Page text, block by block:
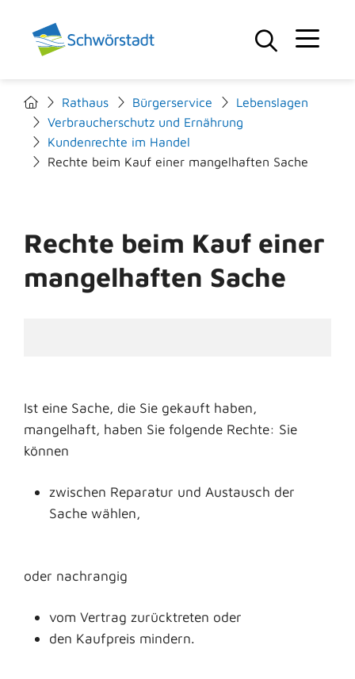
Rathaus Bürgerservice
Lebenslagen
Verbraucherschutz und Ernährung
Kundenrechte im Handel
Rechte beim Kauf einer mangelhaften Sache
Rechte beim Kauf einer
mangelhaften Sache
Ist eine Sache, die Sie gekauft haben,
mangelhaft, haben Sie folgende Rechte: Sie
können
zwischen Reparatur und Austausch der
Sache wählen,
oder nachrangig
vom Vertrag zurücktreten oder
den Kaufpreis mindern.